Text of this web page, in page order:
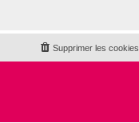
Supprimer les cookies